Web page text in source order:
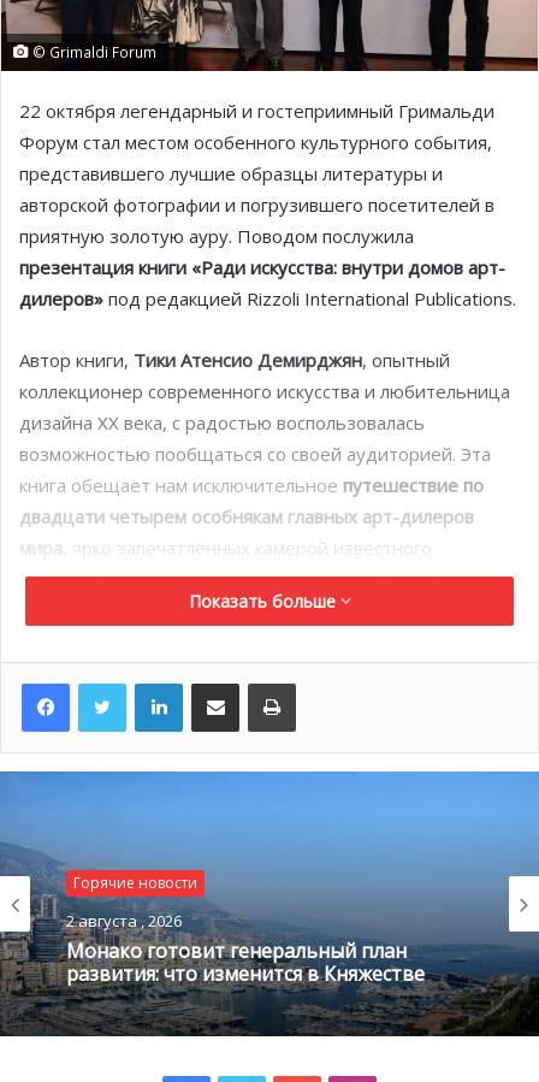
© Grimaldi Forum
22 октября легендарный и гостеприимный Гримальди
Форум стал местом особенного культурного события,
представившего лучшие образцы литературы и
авторской фотографии и погрузившего посетителей в
приятную золотую ауру. Поводом послужила
презентация книги «Ради искусства: внутри домов арт-
дилеров» под редакцией Rizzoli International Publications.
Автор книги, Тики Атенсио Демирджян, опытный
коллекционер современного искусства и любительница
дизайна XX века, с радостью воспользовалась
возможностью пообщаться со своей аудиторией. Эта
книга обещает нам исключительное путешествие по
двадцати четырем особнякам главных арт-дилеров
мира , ярко запечатлённых камерой известного
фотографа, арт-директора и продюсераЖана-Франсуа
Показать больше
LinkedInПоделиться по электронной почте Распечатать
Горячие новости
2 августа , 2026
Монако готовит генеральный план
развития: что изменится в Княжестве